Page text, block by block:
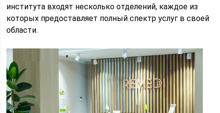
института входят несколько отделений, каждое из
которых предоставляет полный спектр услуг в своей
области.